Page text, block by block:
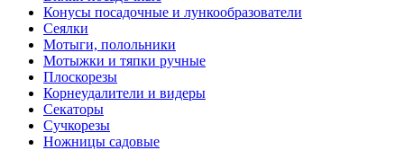
Конусы посадочные и лункообразователи
Сеялки
Мотыги, полольники
Мотыжки и тяпки ручные
Плоскорезы
Корнеудалители и видеры
Секаторы
Сучкорезы
Ножницы садовые